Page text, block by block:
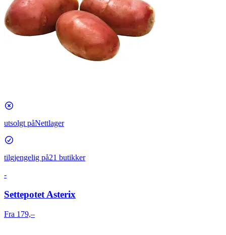
utsolgt påNettlager
tilgjengelig på21 butikker
-
Settepotet Asterix
Fra 179,–